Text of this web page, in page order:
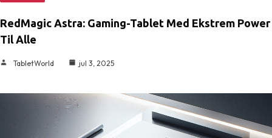
RedMagic Astra: Gaming-Tablet Med Ekstrem Power
Til Alle
TabletWorld jul 3, 2025